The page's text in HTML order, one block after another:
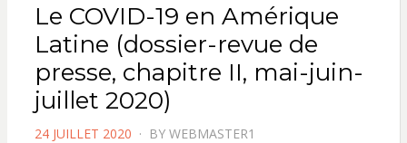
Le COVID-19 en Amérique
Latine (dossier-revue de
presse, chapitre II, mai-juin-
juillet 2020)
POSTED
24 JUILLET 2020 BY WEBMASTER1